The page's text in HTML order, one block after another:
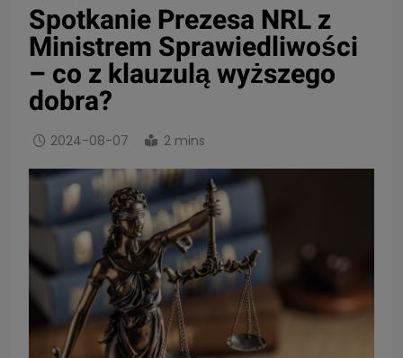
Spotkanie Prezesa NRL z
Ministrem Sprawiedliwości
– co z klauzulą wyższego
dobra?
2024-08-07 2 mins